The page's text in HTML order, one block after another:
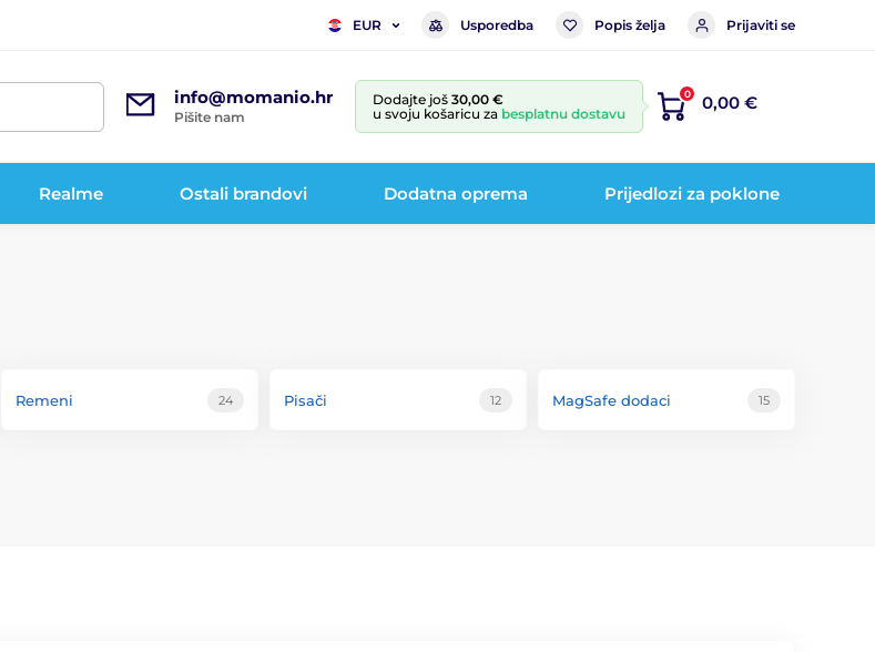
EUR Usporedba Popis želja Prijaviti se
info@momanio.hr
Pišite nam
Dodajte još 30,00 €
u svoju košaricu za besplatnu dostavu
0 0,00 €
Realme Ostali brandovi Dodatna oprema Prijedlozi za poklone
Remeni 24 Pisači 12 MagSafe dodaci 15